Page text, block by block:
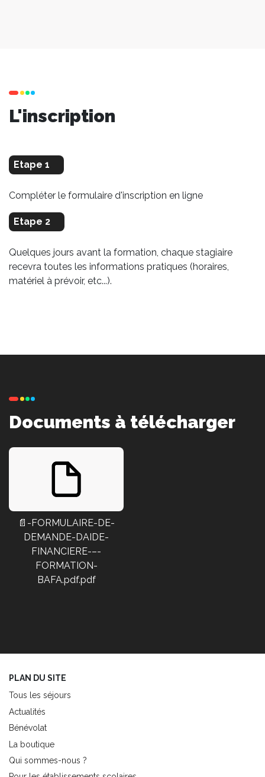
L'inscription
Etape 1
Compléter le formulaire d'inscription en ligne
Etape 2
Quelques jours avant la formation, chaque stagiaire
recevra toutes les informations pratiques (horaires,
matériel à prévoir, etc...).
Documents à télécharger
📄-FORMULAIRE-DE-
DEMANDE-DAIDE-
FINANCIERE-–-
FORMATION-
BAFA.pdf.pdf
PLAN DU SITE
Tous les séjours
Actualités
Bénévolat
La boutique
Qui sommes-nous ?